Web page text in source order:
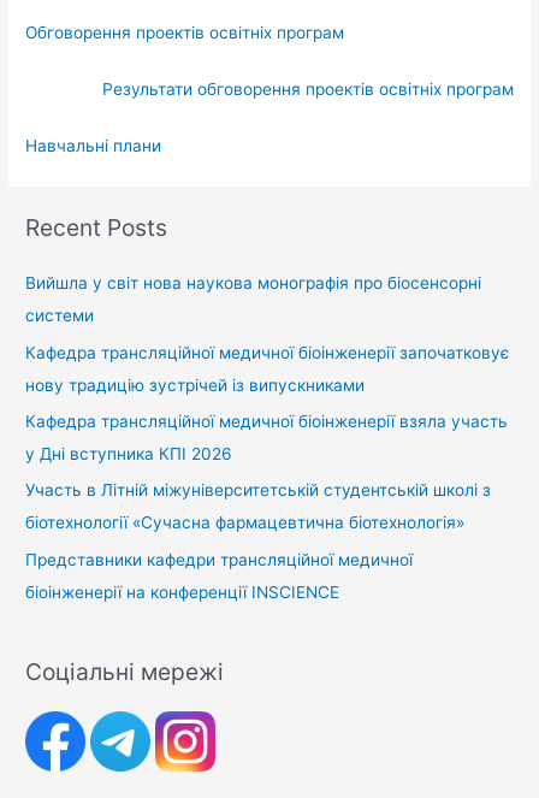
Обговорення проектів освітніх програм
Результати обговорення проектів освітніх програм
Навчальні плани
Recent Posts
Вийшла у світ нова наукова монографія про біосенсорні
системи
Кафедра трансляційної медичної біоінженерії започатковує
нову традицію зустрічей із випускниками
Кафедра трансляційної медичної біоінженерії взяла участь
у Дні вступника КПІ 2026
Участь в Літній міжуніверситетській студентській школі з
біотехнології «Сучасна фармацевтична біотехнологія»
Представники кафедри трансляційної медичної
біоінженерії на конференції INSCIENCE
Соціальні мережі